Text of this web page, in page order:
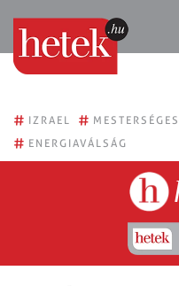
# IZRAEL #
# ENERGIAVÁLSÁG